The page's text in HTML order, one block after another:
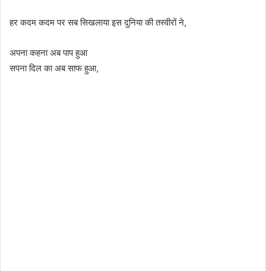
हर कदम कदम पर सब सिखलाया इस दुनिया की तस्वीरों ने,
अपना कहना अब पाप हुआ
सपना दिल का अब साफ हुआ,